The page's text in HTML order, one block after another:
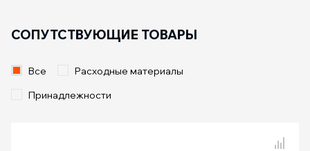
СОПУТСТВУЮЩИЕ ТОВАРЫ
Все
Расходные материалы
Принадлежности